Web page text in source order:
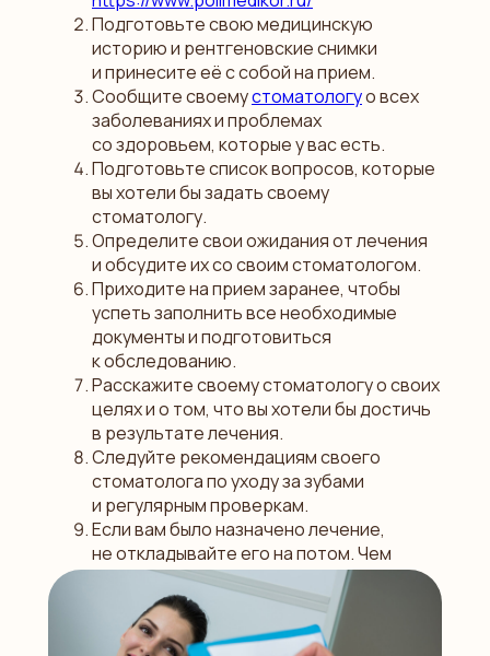
Подготовьте свою медицинскую
историю и рентгеновские снимки
и принесите её с собой на прием.
Сообщите своемустоматологуо всех
заболеваниях и проблемах
со здоровьем, которые у вас есть.
Подготовьте список вопросов, которые
вы хотели бы задать своему
стоматологу.
Определите свои ожидания от лечения
и обсудите их со своим стоматологом.
Приходите на прием заранее, чтобы
успеть заполнить все необходимые
документы и подготовиться
к обследованию.
Расскажите своему стоматологу о своих
целях и о том, что вы хотели бы достичь
в результате лечения.
Следуйте рекомендациям своего
стоматолога по уходу за зубами
и регулярным проверкам.
Если вам было назначено лечение,
не откладывайте его на потом. Чем
раньше вы начнете лечение, тем
быстрее вы сможете вернуть здоровье
своим зубам и деснам.